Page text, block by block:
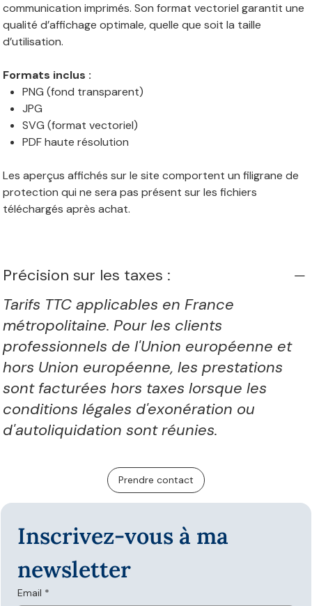
communication imprimés. Son format vectoriel garantit une
qualité d’affichage optimale, quelle que soit la taille
d’utilisation.
Formats inclus :
PNG (fond transparent)
JPG
SVG (format vectoriel)
PDF haute résolution
Les aperçus affichés sur le site comportent un filigrane de
protection qui ne sera pas présent sur les fichiers
téléchargés après achat.
Précision sur les taxes :
Tarifs TTC applicables en France
métropolitaine. Pour les clients
professionnels de l'Union européenne et
hors Union européenne, les prestations
sont facturées hors taxes lorsque les
conditions légales d'exonération ou
d'autoliquidation sont réunies.
Prendre contact
Inscrivez-vous à ma
newsletter
Email *